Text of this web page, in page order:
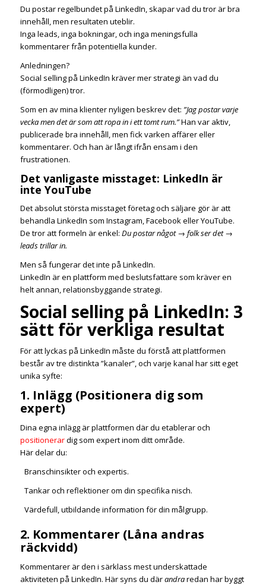
Du postar regelbundet på LinkedIn, skapar vad du tror är bra
innehåll, men resultaten uteblir.
Inga leads, inga bokningar, och inga meningsfulla
kommentarer från potentiella kunder.
Anledningen?
Social selling på LinkedIn kräver mer strategi än vad du
(förmodligen) tror.
Som en av mina klienter nyligen beskrev det: ”Jag postar varje
vecka men det är som att ropa in i ett tomt rum.”Han var aktiv,
publicerade bra innehåll, men fick varken affärer eller
kommentarer. Och han är långt ifrån ensam i den
frustrationen.
Det vanligaste misstaget: LinkedIn är
inte YouTube
Det absolut största misstaget företag och säljare gör är att
behandla LinkedIn som Instagram, Facebook eller YouTube.
De tror att formeln är enkel: Du postar något → folk ser det →
leads trillar in.
Men så fungerar det inte på LinkedIn.
LinkedIn är en plattform med beslutsfattare som kräver en
helt annan, relationsbyggande strategi.
Social selling på LinkedIn: 3
sätt för verkliga resultat
För att lyckas på LinkedIn måste du förstå att plattformen
består av tre distinkta ”kanaler”, och varje kanal har sitt eget
unika syfte:
1. Inlägg (Positionera dig som
expert)
Dina egna inlägg är plattformen där du etablerar och
positionerardig som expert inom ditt område.
Här delar du:
Branschinsikter och expertis.
Tankar och reflektioner om din specifika nisch.
Värdefull, utbildande information för din målgrupp.
2. Kommentarer (Låna andras
räckvidd)
Kommentarer är den i särklass mest underskattade
aktiviteten på LinkedIn. Här syns du därandraredan har byggt